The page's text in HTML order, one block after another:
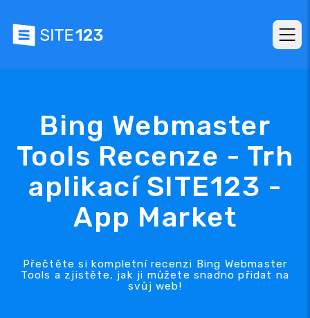
Bing Webmaster
Tools Recenze - Trh
aplikací SITE123 -
App Market
Přečtěte si kompletní recenzi Bing Webmaster
Tools a zjistěte, jak ji můžete snadno přidat na
svůj web!